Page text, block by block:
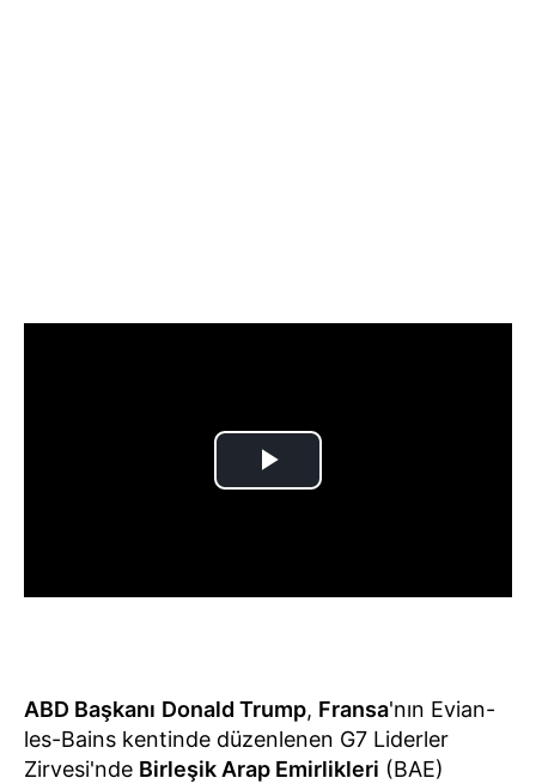
ABD Başkanı Donald Trump, Fransa'nın Evian-
les-Bains kentinde düzenlenen G7 Liderler
Zirvesi'nde Birleşik Arap Emirlikleri (BAE)